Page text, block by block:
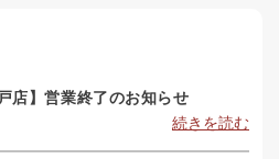
店】営業終了のお知らせ
続きを読む